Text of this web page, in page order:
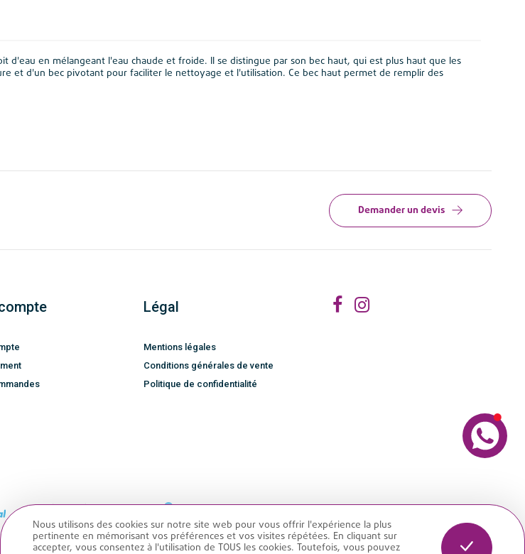
en mélangeant l'eau chaude et froide. Il se distingue par son bec haut, qui est plus haut que les
et d'un bec pivotant pour faciliter le nettoyage et l'utilisation. Ce bec haut permet de remplir des
Demander un devis
Légal
Mentions légales
Conditions générales de vente
Politique de confidentialité
Nous utilisons des cookies sur notre site web pour vous offrir l'expérience la plus
pertinente en mémorisant vos préférences et vos visites répétées. En cliquant sur
accepter, vous consentez à l'utilisation de TOUS les cookies. Toutefois, vous pouvez
.